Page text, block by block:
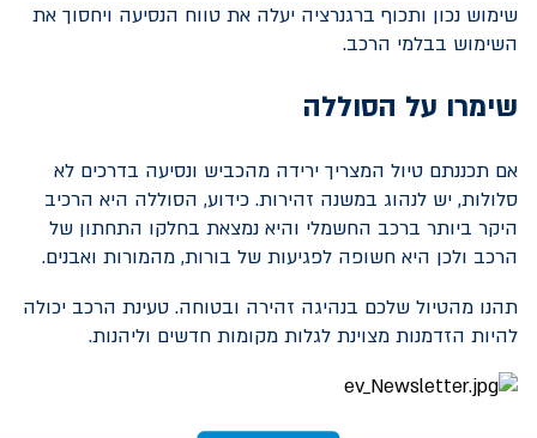
שימוש נכון ותכוף ברגנרציה יעלה את טווח הנסיעה ויחסוך את
השימוש בבלמי הרכב.
שימרו על הסוללה
אם תכננתם טיול המצריך ירידה מהכביש ונסיעה בדרכים לא
סלולות, יש לנהוג במשנה זהירות. כידוע, הסוללה היא הרכיב
היקר ביותר ברכב החשמלי והיא נמצאת בחלקו התחתון של
הרכב ולכן היא חשופה לפגיעות של בורות, מהמורות ואבנים.
תהנו מהטיול שלכם בנהיגה זהירה ובטוחה. טעינת הרכב יכולה
להיות הזדמנות מצוינת לגלות מקומות חדשים וליהנות.